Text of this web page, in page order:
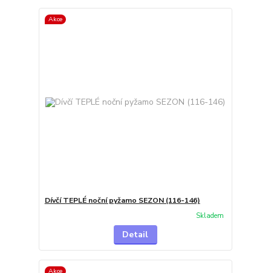
Akce
Dívčí TEPLÉ noční pyžamo SEZON (116-146)
Skladem
Detail
Akce